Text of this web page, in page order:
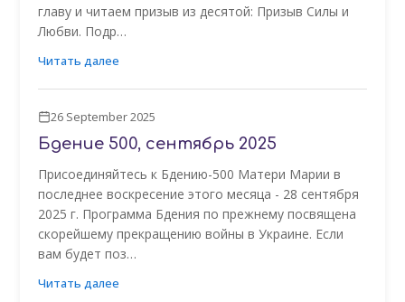
главу и читаем призыв из десятой: Призыв Силы и
Любви. Подр…
Читать далее
26 September 2025
Бдение 500, сентябрь 2025
Присоединяйтесь к Бдению-500 Матери Марии в
последнее воскресение этого месяца - 28 сентября
2025 г. Программа Бдения по прежнему посвящена
скорейшему прекращению войны в Украине. Если
вам будет поз…
Читать далее